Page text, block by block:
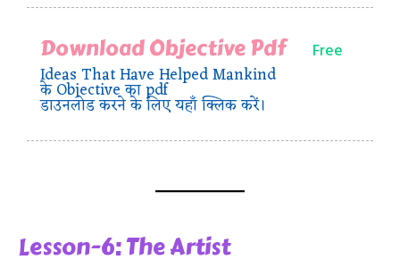
Download Objective Pdf
Ideas That Have Helped Mankind
के Objective का pdf
डाउनलोड करने के लिए यहाँ क्लिक करें।
Free
Lesson-6: The Artist